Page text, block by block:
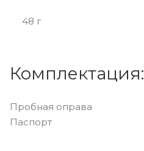
48 г
Комплектация:
Пробная оправа
Паспорт